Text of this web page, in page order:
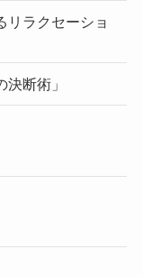
リラクセーショ
断術」